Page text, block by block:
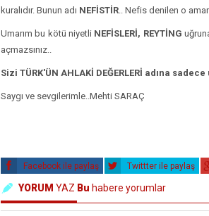
kuralıdır. Bunun adı NEFİSTİR .. Nefis denilen o
Umarım bu kötü niyetli NEFİSLERİ, REYTİNG
açmazsınız..
Sizi TÜRK'ÜN AHLAKİ DEĞERLERİ adına
Saygı ve sevgilerimle..Mehti SARAÇ
Facebook ile paylaş Twittter ile paylaş
YORUM YAZ Bu habere yorumlar